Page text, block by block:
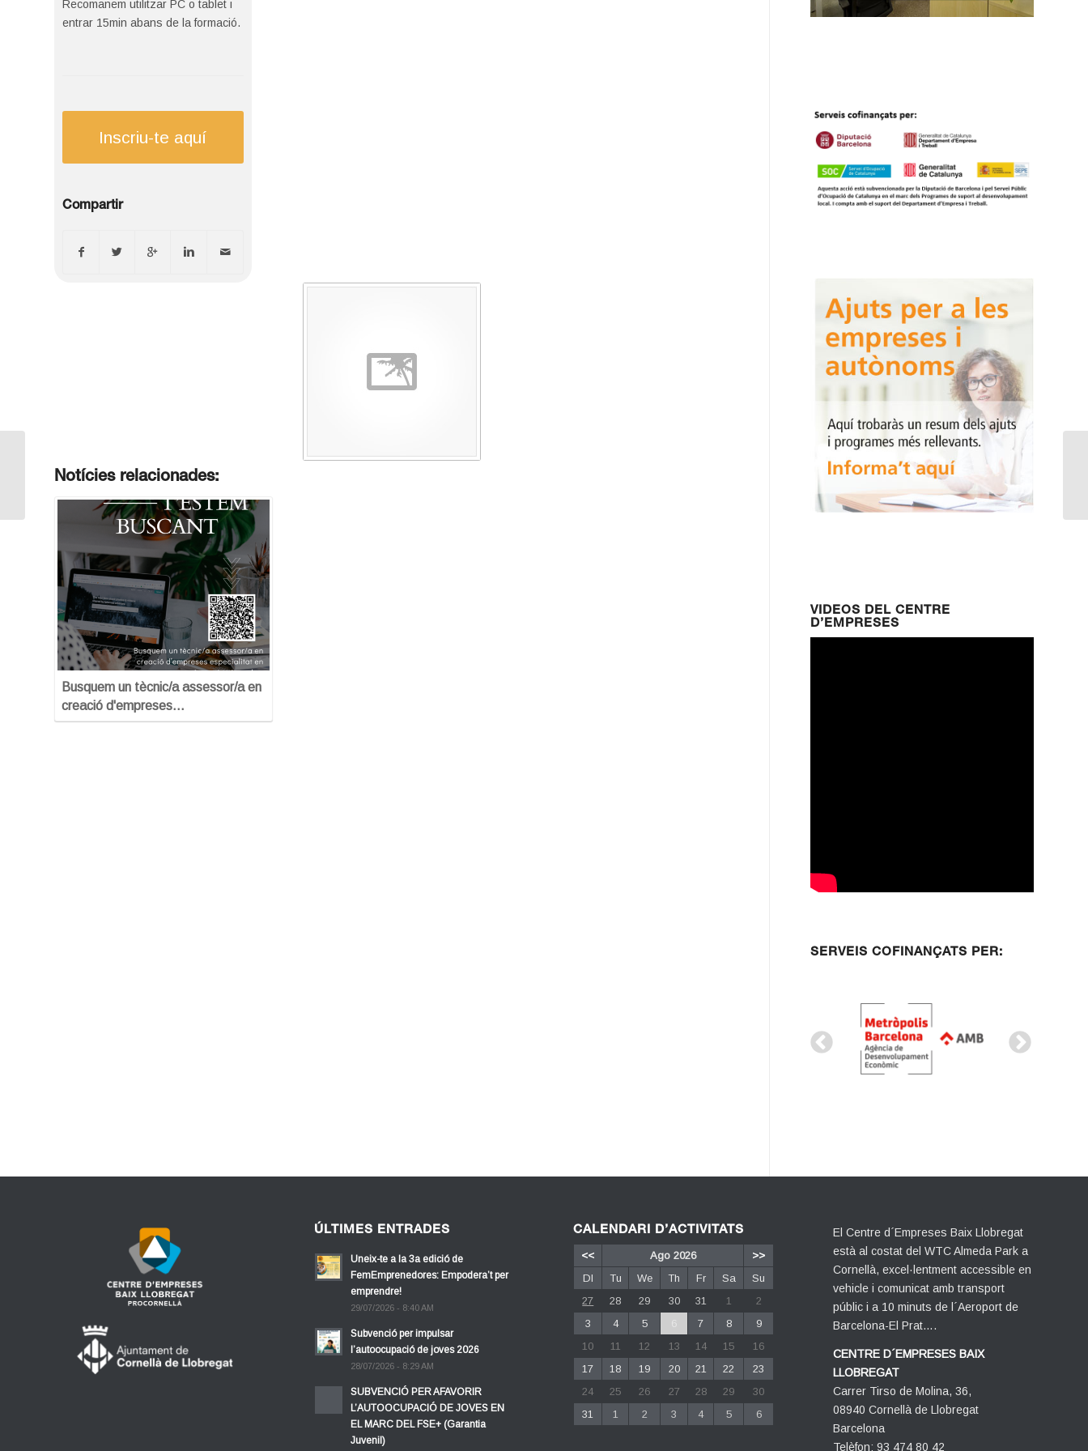
Recomanem utilitzar PC o tablet i
entrar 15min abans de la formació.
Inscriu-te aquí
Compartir
Notícies relacionades:
Busquem un tècnic/a assessor/a en
creació d'empreses…
VIDEOS DEL CENTRE
D’EMPRESES
SERVEIS COFINANÇATS PER:
ÚLTIMES ENTRADES
Uneix-te a la 3a edició de
FemEmprenedores: Empodera’t per
emprendre!
29/07/2026 - 8:40 AM
Subvenció per impulsar
l’autoocupació de joves 2026
28/07/2026 - 8:29 AM
SUBVENCIÓ PER AFAVORIR
L’AUTOOCUPACIÓ DE JOVES EN
EL MARC DEL FSE+ (Garantia
Juvenil)
CALENDARI D’ACTIVITATS
<< Ago 2026
>>
Dl
Tu We Th Fr Sa
Su
27
28 29 30 31 1
2
3
4 5 6 7 8
9
10
11 12 13 14 15
16
17
18 19 20 21 22
23
24
25 26 27 28 29
30
31
1 2 3 4 5 6
El Centre d´Empreses Baix Llobregat
està al costat del WTC Almeda Park a
Cornellà, excel·lentment accessible en
vehicle i comunicat amb transport
públic i a 10 minuts de l´Aeroport de
Barcelona-El Prat….
CENTRE D´EMPRESES BAIX
LLOBREGAT
Carrer Tirso de Molina, 36,
08940 Cornellà de Llobregat
Barcelona
Telèfon: 93 474 80 42
Pla de viabilitat: Conceptes bàsics